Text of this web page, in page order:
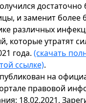
и заменит более
различных
которые утратят
года. (скачать
ссылке).
на
правовой
18.02.2021.